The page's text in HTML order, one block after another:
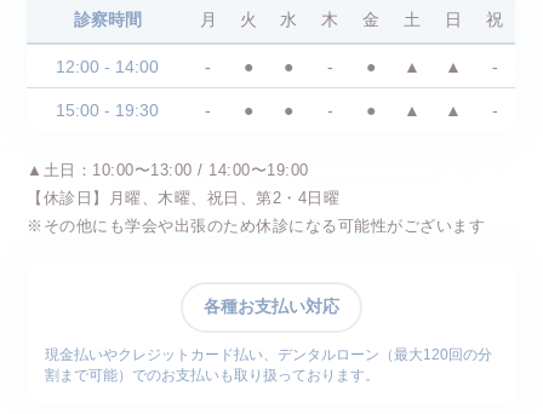
診察時間 月 火 水 木 金 土 日 祝
12:00 - 14:00 - ● ● - ● ▲ ▲ -
15:00 - 19:30 - ● ● - ● ▲ ▲ -
▲土日：10:00〜13:00 / 14:00〜19:00
【休診日】月曜、木曜、祝日、第2・4日曜
※その他にも学会や出張のため休診になる可能性がございます
各種お支払い対応
現金払いやクレジットカード払い、デンタルローン（最大120回の分
割まで可能）でのお支払いも取り扱っております。